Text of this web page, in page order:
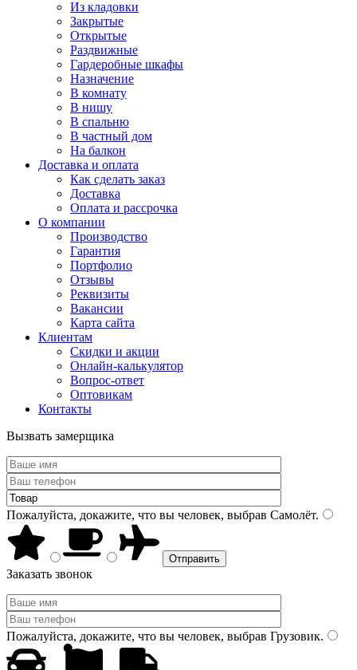
Из кладовки
Закрытые
Открытые
Раздвижные
Гардеробные шкафы
Назначение
В комнату
В нишу
В спальню
В частный дом
На балкон
Доставка и оплата
Как сделать заказ
Доставка
Оплата и рассрочка
О компании
Производство
Гарантия
Портфолио
Отзывы
Реквизиты
Вакансии
Карта сайта
Клиентам
Скидки и акции
Онлайн-калькулятор
Вопрос-ответ
Оптовикам
Контакты
Вызвать замерщика
Пожалуйста, докажите, что вы человек, выбрав Самолёт.
Заказать звонок
Пожалуйста, докажите, что вы человек, выбрав Грузовик.